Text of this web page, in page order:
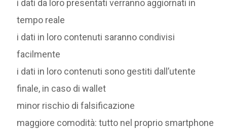
i dati da loro presentati verranno aggiornati in
tempo reale
i dati in loro contenuti saranno condivisi
facilmente
i dati in loro contenuti sono gestiti dall’utente
finale, in caso di wallet
minor rischio di falsificazione
maggiore comodità: tutto nel proprio smartphone